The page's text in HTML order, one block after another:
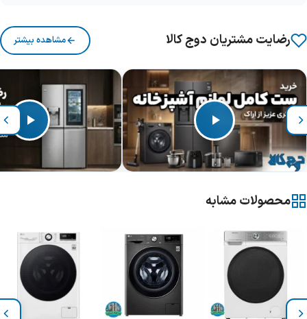
رضایت مشتریان دوج کالا مشاهده بیشتر
محصولات مشابه